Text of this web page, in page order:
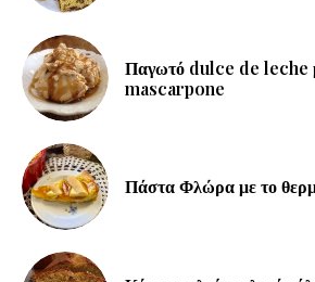
Παγωτό dulce de leche
mascarpone
Πάστα Φλώρα με το